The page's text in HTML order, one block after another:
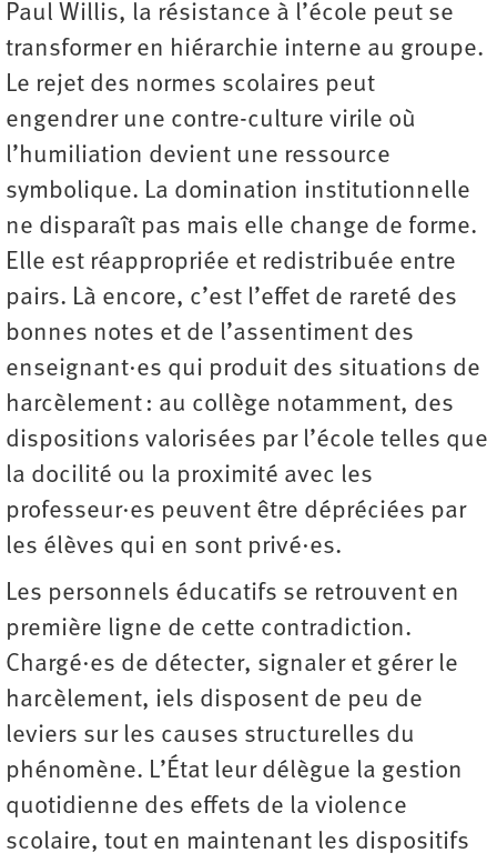
Paul Willis, la résistance à l’école peut se
transformer en hiérarchie interne au groupe.
Le rejet des normes scolaires peut
engendrer une contre-culture virile où
l’humiliation devient une ressource
symbolique. La domination institutionnelle
ne disparaît pas mais elle change de forme.
Elle est réappropriée et redistribuée entre
pairs. Là encore, c’est l’effet de rareté des
bonnes notes et de l’assentiment des
enseignant·es qui produit des situations de
harcèlement : au collège notamment, des
dispositions valorisées par l’école telles que
la docilité ou la proximité avec les
professeur·es peuvent être dépréciées par
les élèves qui en sont privé·es.
Les personnels éducatifs se retrouvent en
première ligne de cette contradiction.
Chargé·es de détecter, signaler et gérer le
harcèlement, iels disposent de peu de
leviers sur les causes structurelles du
phénomène. L’État leur délègue la gestion
quotidienne des effets de la violence
scolaire, tout en maintenant les dispositifs